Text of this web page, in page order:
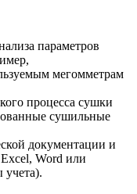
параметров
мегомметрам
процесса сушки
сушильные
документации и
Word или